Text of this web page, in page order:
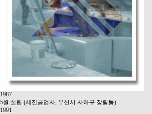
1987
5월 설립 (세진공업사, 부산시 사하구 장림동)
1991